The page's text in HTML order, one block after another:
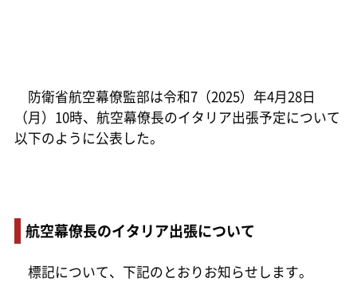
防衛省航空幕僚監部は令和7（2025）年4月28日
（月）10時、航空幕僚長のイタリア出張予定について
以下のように公表した。
航空幕僚長のイタリア出張について
標記について、下記のとおりお知らせします。